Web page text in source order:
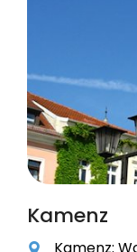
Kamenz
Kamenz: